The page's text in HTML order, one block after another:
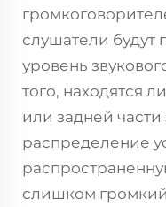
слушатели будут
уровень
того, находятся
или задней
распределение
слишком